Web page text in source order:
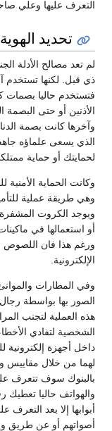
التعرف عليها وعلي
تحديد الهوية
لم تعد مصالح الأدلة
ذي قبل. لكنها تستخدم
فتستخدم حاليا بصمات
الأذنين أو حتى البصمة
وآخرها كانت بصمة
الذي يسعى علماؤه
لحمايتك أو حماية
وكانت الحماية الأمنية
وهي طريقة عملية
ويوجد الكروت المشفرة
أو استعمالها في
ورغم هذا فان اللصوص
الإلكترونية.
وفي المطارات
الصور بها بواسطة
هذه العملية لتجنب
الشخصية لتفادي
داخل أجهزة إلكترونية
لهما من خلال مقاييس
بالبنوك سوف تتعرف
والهواتف حاليا
أبوابها إلا بعد
أصواتهم أو عن طريق